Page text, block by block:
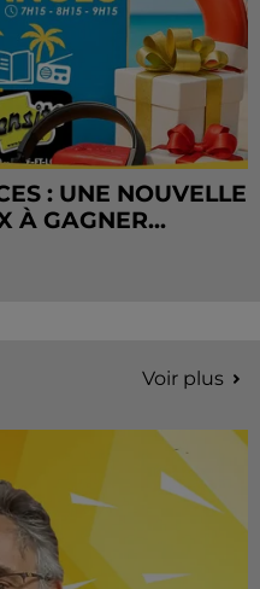
: UNE NOUVELLE
À GAGNER...
Voir plus